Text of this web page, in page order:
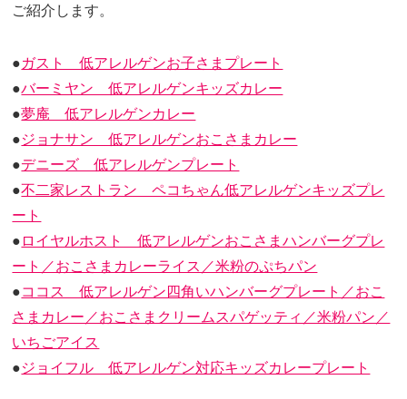
ご紹介します。
●ガスト 低アレルゲンお子さまプレート
●バーミヤン 低アレルゲンキッズカレー
●夢庵 低アレルゲンカレー
●ジョナサン 低アレルゲンおこさまカレー
●デニーズ 低アレルゲンプレート
●不二家レストラン ペコちゃん低アレルゲンキッズプレ
ート
● ロイヤルホスト 低アレルゲンおこさまハンバーグプレ
ート／おこさまカレーライス／米粉のぷちパン
●ココス 低アレルゲン四角いハンバーグプレート／おこ
さまカレー／おこさまクリームスパゲッティ／米粉パン／
いちごアイス
●ジョイフル 低アレルゲン対応キッズカレープレート